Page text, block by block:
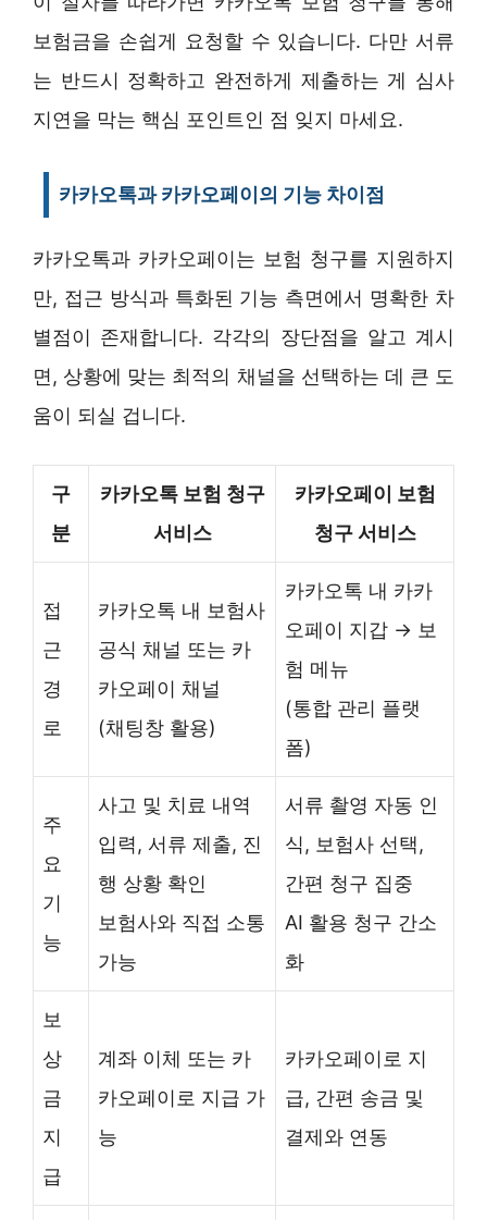
보험금을 손쉽게 요청할 수 있습니다. 다만 서류
는 반드시 정확하고 완전하게 제출하는 게 심사
지연을 막는 핵심 포인트인 점 잊지 마세요.
카카오톡과 카카오페이의 기능 차이점
카카오톡과 카카오페이는 보험 청구를 지원하지
만, 접근 방식과 특화된 기능 측면에서 명확한 차
별점이 존재합니다. 각각의 장단점을 알고 계시
면, 상황에 맞는 최적의 채널을 선택하는 데 큰 도
움이 되실 겁니다.
구
분
카카오톡 보험 청구
서비스
카카오페이 보험
청구 서비스
접
근
경
로
카카오톡 내 보험사
공식 채널 또는 카
카오페이 채널
(채팅창 활용)
카카오톡 내 카카
오페이 지갑 → 보
험 메뉴
(통합 관리 플랫
폼)
주
요
기
능
사고 및 치료 내역
입력, 서류 제출, 진
행 상황 확인
보험사와 직접 소통
가능
서류 촬영 자동 인
식, 보험사 선택,
간편 청구 집중
AI 활용 청구 간소
화
보
상
금
지
급
계좌 이체 또는 카
카오페이로 지급 가
능
카카오페이로 지
급, 간편 송금 및
결제와 연동